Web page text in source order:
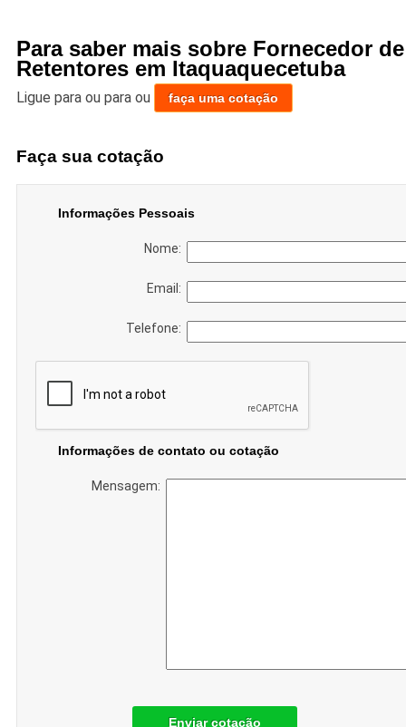
Para saber mais sobre Fornecedor de
Retentores em Itaquaquecetuba
Ligue para ou para ou faça uma cotação
Faça sua cotação
Informações Pessoais
Nome:
Email:
Telefone:
Informações de contato ou cotação
Mensagem:
Enviar cotação